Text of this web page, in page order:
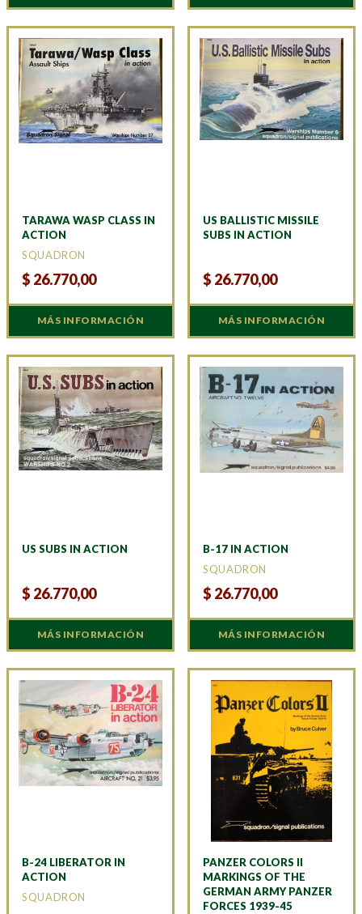
TARAWA WASP CLASS IN
ACTION
SQUADRON
$ 26.770,00
MÁS INFORMACIÓN
US BALLISTIC MISSILE
SUBS IN ACTION
$ 26.770,00
MÁS INFORMACIÓN
US SUBS IN ACTION
$ 26.770,00
MÁS INFORMACIÓN
B-17 IN ACTION
SQUADRON
$ 26.770,00
MÁS INFORMACIÓN
B-24 LIBERATOR IN
ACTION
SQUADRON
PANZER COLORS II
MARKINGS OF THE
GERMAN ARMY PANZER
FORCES 1939-45